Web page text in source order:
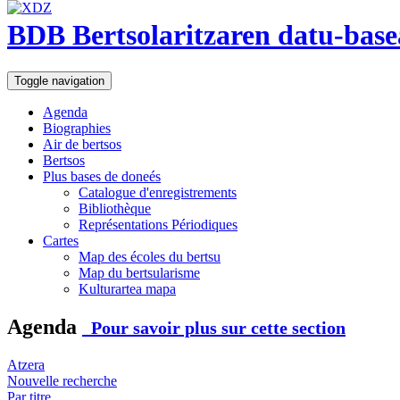
BDB Bertsolaritzaren datu-
Toggle navigation
Agenda
Biographies
Air de bertsos
Bertsos
Plus bases de doneés
Catalogue d'enregistrements
Bibliothèque
Représentations Périodiques
Cartes
Map des écoles du bertsu
Map du bertsularisme
Kulturartea mapa
Agenda Pour savoir plus sur cette section
Atzera
Nouvelle recherche
Par titre